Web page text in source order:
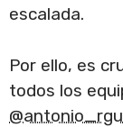
escalada.
Por ello, es
todos los